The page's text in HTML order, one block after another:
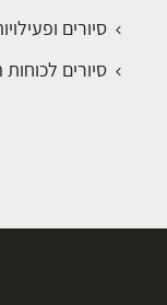
סיורים
סיורים לכוחות